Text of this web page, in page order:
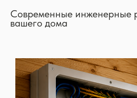
Современные инженерные
вашего дома